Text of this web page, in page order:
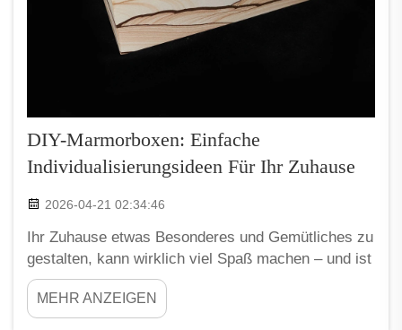
DIY-Marmorboxen: Einfache
Individualisierungsideen Für Ihr Zuhause
2026-04-21 02:34:46
Ihr Zuhause etwas Besonderes und Gemütliches zu
gestalten, kann wirklich viel Spaß machen – und ist
außerdem auch noch einfach. Eine gute Möglichkeit
dafür ist, DIY-Marmorboxen selbst herzustellen.
Diese Boxen sehen nicht nur hübsch aus, sondern
MEHR ANZEIGEN